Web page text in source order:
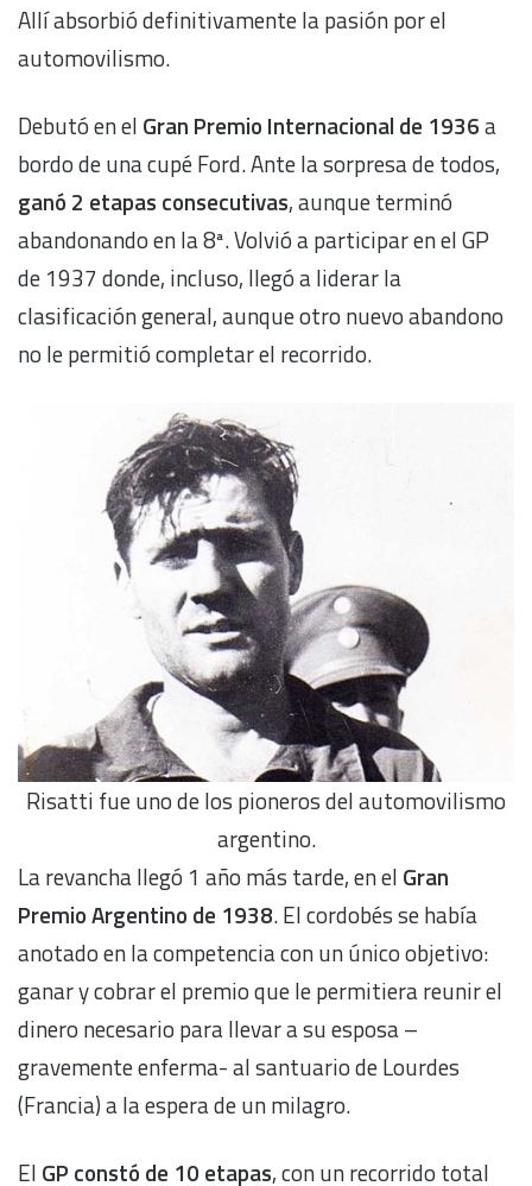
Allí absorbió definitivamente la pasión por el
automovilismo.
Debutó en el Gran Premio Internacional de 1936a
bordo de una cupé Ford. Ante la sorpresa de todos,
ganó 2 etapas consecutivas, aunque terminó
abandonando en la 8ª. Volvió a participar en el GP
de 1937 donde, incluso, llegó a liderar la
clasificación general, aunque otro nuevo abandono
no le permitió completar el recorrido.
Risatti fue uno de los pioneros del automovilismo
argentino.
La revancha llegó 1 año más tarde, en el Gran
Premio Argentino de 1938. El cordobés se había
anotado en la competencia con un único objetivo:
ganar y cobrar el premio que le permitiera reunir el
dinero necesario para llevar a su esposa –
gravemente enferma- al santuario de Lourdes
(Francia) a la espera de un milagro.
El GP constó de 10 etapas, con un recorrido total